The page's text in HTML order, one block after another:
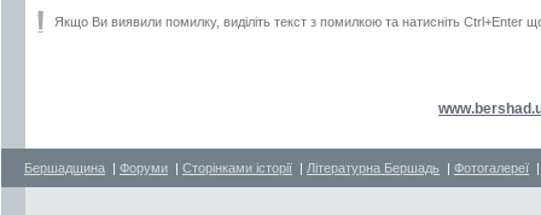
Якщо Ви виявили помилку, виділіть текст з помилкою та натисніть Ctrl+Enter
Бершадщина | Форуми | Сторінками історії | Літературна Бершадь | Фотогалереї